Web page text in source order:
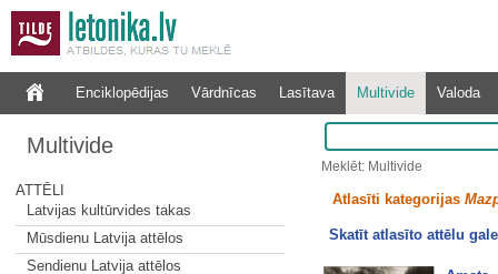
Enciklopēdijas Vārdnīcas Lasītava Multivide Valoda
Multivide
ATTĒLI
Latvijas kultūrvides takas
Mūsdienu Latvija attēlos
Sendienu Latvija attēlos
Meklēt: Multivide
Atlasīti kategorijas
Skatīt atlasīto attēlu